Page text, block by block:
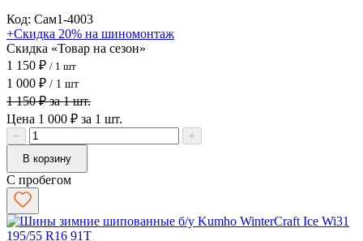
Код: Сам1-4003
+Скидка 20% на шиномонтаж
Скидка «Товар на сезон»
1 150 ₽ / 1 шт
1 000 ₽ / 1 шт
1 150 ₽ за 1 шт.
Цена 1 000 ₽ за 1 шт.
−
+
В корзину
С пробегом